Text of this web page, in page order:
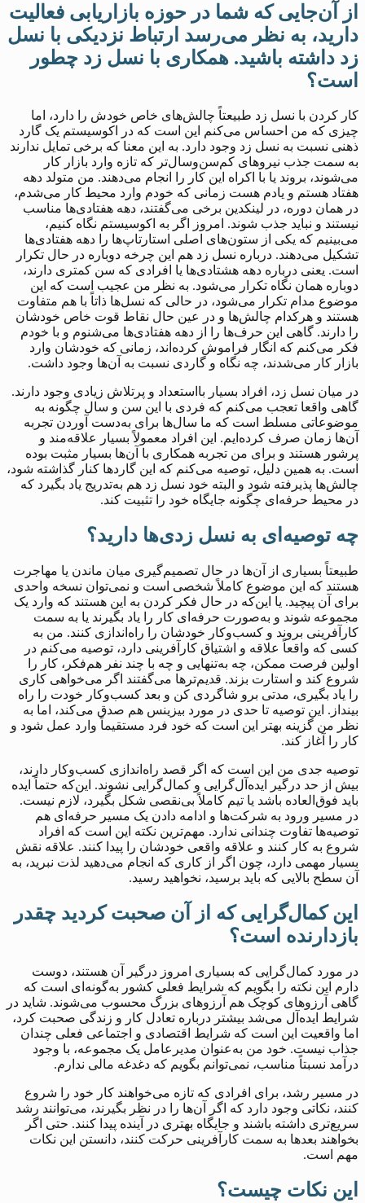
از آن‌جایی که شما در حوزه بازاریابی فعالیت
دارید، به نظر می‌رسد ارتباط نزدیکی با نسل
زد داشته باشید. همکاری با نسل زد چطور
است؟
کار کردن با نسل زد طبیعتاً چالش‌های خاص خودش را دارد، اما
چیزی که من احساس می‌کنم این است که در اکوسیستم یک گارد
ذهنی نسبت به نسل زد وجود دارد. به این معنا که برخی تمایل ندارند
به سمت جذب نیروهای کم‌سن‌وسال‌تر که تازه‌ وارد بازار کار
می‌شوند، بروند یا با اکراه این کار را انجام می‌دهند. من متولد دهه
هفتاد هستم و یادم هست زمانی که خودم وارد محیط کار می‌شدم،
در همان دوره، در لینکدین برخی می‌گفتند، دهه هفتادی‌ها مناسب
نیستند و نباید جذب شوند. امروز اگر به اکوسیستم نگاه کنیم،
می‌بینیم که یکی از ستون‌های اصلی استارتاپ‌ها را دهه هفتادی‌ها
تشکیل می‌دهند. درباره نسل زد هم این چرخه دوباره در حال تکرار
است. یعنی درباره دهه هشتادی‌ها یا افرادی که سن کمتری دارند،
دوباره همان نگاه تکرار می‌شود. به نظر من عجیب است که این
موضوع مدام تکرار می‌شود، در حالی که نسل‌ها ذاتاً با هم متفاوت‌
هستند و هرکدام چالش‌ها و در عین حال نقاط قوت خاص خودشان
را دارند. گاهی این حرف‌ها را از دهه هفتادی‌ها می‌شنوم و با خودم
فکر می‌کنم که انگار فراموش کرده‌اند، زمانی که خودشان وارد
بازار کار می‌شدند، چه نگاه و گاردی نسبت به آن‌ها وجود داشت.
در میان نسل زد، افراد بسیار بااستعداد و پرتلاش زیادی وجود دارند.
گاهی واقعا تعجب می‌کنم که فردی با این سن و سال چگونه به
موضوعاتی مسلط است که ما سال‌ها برای به‌دست آوردن تجربه
آن‌ها زمان صرف کرده‌ایم. این افراد معمولاً بسیار علاقه‌مند و
پرشور هستند و برای من تجربه همکاری با آن‌ها بسیار مثبت بوده
است. به همین دلیل، توصیه می‌کنم که این گاردها کنار گذاشته شود،
چالش‌ها پذیرفته شود و البته خود نسل زد هم به‌تدریج یاد بگیرد که
در محیط حرفه‌ای چگونه جایگاه خود را تثبیت کند.
چه توصیه‌ای به نسل زدی‌ها دارید؟
طبیعتاً بسیاری از آن‌ها در حال تصمیم‌گیری میان ماندن یا مهاجرت
هستند که این موضوع کاملاً شخصی است و نمی‌توان نسخه واحدی
برای آن پیچید. یا این‌که در حال فکر کردن به این هستند که وارد یک
مجموعه شوند و به‌صورت حرفه‌ای کار را یاد بگیرند یا به سمت
کارآفرینی بروند و کسب‌وکار خودشان را راه‌اندازی کنند. من به
کسی که واقعاً علاقه و اشتیاق کارآفرینی دارد، توصیه می‌کنم در
اولین فرصت ممکن، چه به‌تنهایی و چه با چند نفر هم‌فکر، کار را
شروع کند و استارت بزند. قدیم‌ترها می‌گفتند اگر می‌خواهی کاری
را یاد بگیری، مدتی برو شاگردی کن و بعد کسب‌وکار خودت را راه
بینداز. این توصیه تا حدی در مورد بیزینس هم صدق می‌کند، اما به
نظر من گزینه بهتر این است که خود فرد مستقیماً وارد عمل شود و
کار را آغاز کند.
توصیه جدی من این است که اگر قصد راه‌اندازی کسب‌وکار دارند،
بیش از حد درگیر ایده‌آل‌گرایی و کمال‌گرایی نشوند. این‌که حتماً ایده
باید فوق‌العاده باشد یا تیم کاملاً بی‌نقصی شکل بگیرد، لازم نیست.
در مسیر ورود به شرکت‌ها و ادامه دادن یک مسیر حرفه‌ای هم
توصیه‌ها تفاوت چندانی ندارد. مهم‌ترین نکته این است که افراد
شروع به کار کنند و علاقه واقعی خودشان را پیدا کنند. علاقه نقش
بسیار مهمی دارد، چون اگر از کاری که انجام می‌دهید لذت نبرید، به
آن سطح بالایی که باید برسید، نخواهید رسید.
این کمال‌گرایی که از آن صحبت کردید چقدر
بازدارنده است؟
در مورد کمال‌گرایی که بسیاری امروز درگیر آن هستند، دوست
دارم این نکته را بگویم که شرایط فعلی کشور به‌گونه‌ای است که
گاهی آرزوهای کوچک هم آرزوهای بزرگ محسوب می‌شوند. شاید در
شرایط ایده‌آل می‌شد بیشتر درباره تعادل کار و زندگی صحبت کرد،
اما واقعیت این است که شرایط اقتصادی و اجتماعی فعلی چندان
جذاب نیست. خود من به‌عنوان مدیرعامل یک مجموعه، با وجود
درآمد نسبتاً مناسب، نمی‌توانم بگویم که دغدغه مالی ندارم.
در مسیر رشد، برای افرادی که تازه می‌خواهند کار خود را شروع
کنند، نکاتی وجود دارد که اگر آن‌ها را در نظر بگیرند، می‌توانند رشد
سریع‌تری داشته باشند و جایگاه بهتری در آینده پیدا کنند. حتی اگر
بخواهند بعدها به سمت کارآفرینی حرکت کنند، دانستن این نکات
مهم است.
این نکات چیست؟